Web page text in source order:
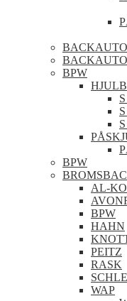
BPW
BPW
AL-KO
BPW
HAHN
PEITZ
RASK
WAP